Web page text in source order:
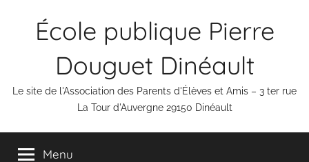
École publique Pierre
Douguet Dinéault
Le site de l'Association des Parents d'Élèves et Amis – 3 ter rue
La Tour d'Auvergne 29150 Dinéault
Menu